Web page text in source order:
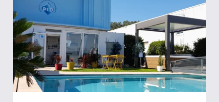
Piscines
Saint-
Maximin-
la-
Sainte-